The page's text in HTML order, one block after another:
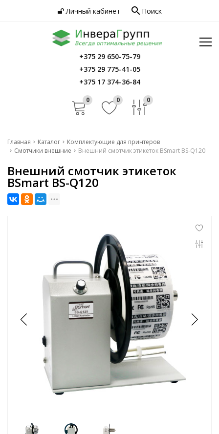
Личный кабинет search Поиск
Главная
Каталог
Услуги
Сервис
Контакты
+375 29 650-75-79
+375 29 775-41-05
+375 17 374-36-84
0 0 0
Главная Каталог
Комплектующие для принтеров
Смотчики внешние
Внешний смотчик этикеток BSmart BS-Q120
Внешний смотчик этикеток
BSmart BS-Q120
Услуги
Сервис
Инфо
Контакты